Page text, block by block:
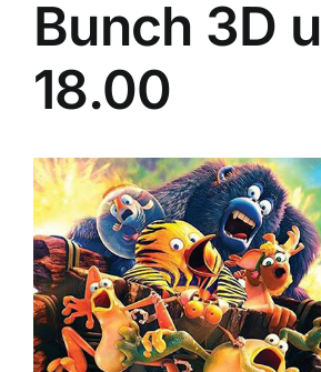
Bunch 3D u
18.00